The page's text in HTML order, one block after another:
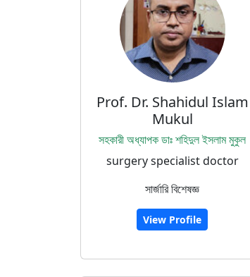
Prof. Dr. Shahidul Islam
Mukul
সহকারী অধ্যাপক ডাঃ শহিদুল ইসলাম মুকুল
surgery specialist doctor
সার্জারি বিশেষজ্ঞ
View Profile